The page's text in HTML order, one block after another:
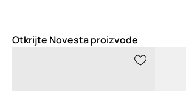
Otkrijte Novesta proizvode